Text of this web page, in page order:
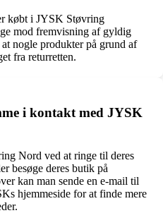
købt i JYSK Støvring
mod fremvisning af gyldig
nogle produkter på grund af
fra returretten.
i kontakt med JYSK
Nord ved at ringe til deres
besøge deres butik på
kan man sende en e-mail til
hjemmeside for at finde mere